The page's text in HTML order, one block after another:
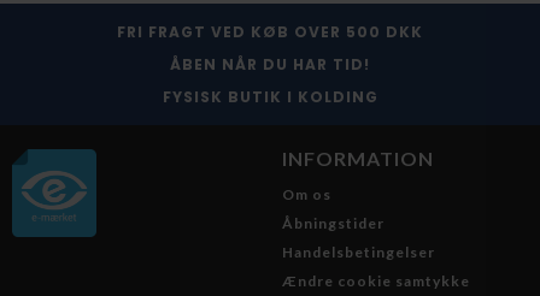
FRI FRAGT VED KØB OVER 500 DKK
ÅBEN NÅR DU HAR TID!
FYSISK BUTIK I KOLDING
INFORMATION
Om os
Åbningstider
Handelsbetingelser
Ændre cookie samtykke